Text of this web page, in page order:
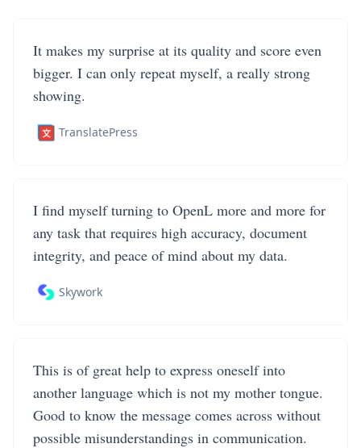
It makes my surprise at its quality and score even
bigger. I can only repeat myself, a really strong
showing.
TranslatePress
I find myself turning to OpenL more and more for
any task that requires high accuracy, document
integrity, and peace of mind about my data.
Skywork
This is of great help to express oneself into
another language which is not my mother tongue.
Good to know the message comes across without
possible misunderstandings in communication.